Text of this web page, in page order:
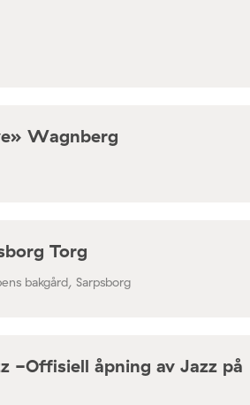
Wagnberg
Torg
bakgård, Sarpsborg
-Offisiell åpning av Jazz på